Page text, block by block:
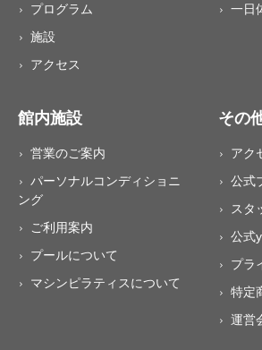
プログラム
施設
アクセス
一日
館内施設
営業のご案内
パーソナルコンディショニ
ング
ご利用案内
プールについて
マシンピラティスについて
その
アク
公式
スタ
公式
プラ
特定
運営